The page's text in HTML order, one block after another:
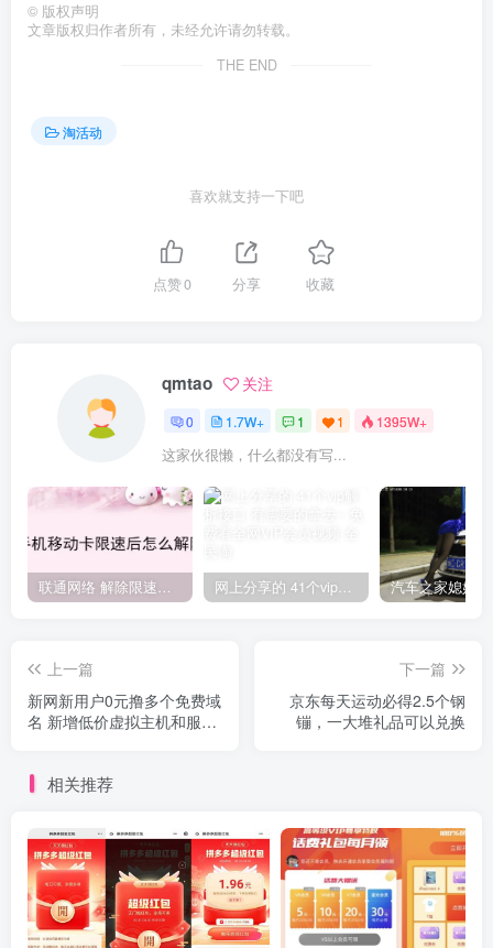
© 版权声明
文章版权归作者所有，未经允许请勿转载。
THE END
淘活动
喜欢就支持一下吧
点赞0 分享 收藏
qmtao 关注
0 1.7W+ 1 1 1395W+
这家伙很懒，什么都没有写...
联通网络 解除限速方法参考！畅享、畅玩、老白干等及其它地区自测了 网上分享的 41个vip解析接口 有需要的拿去~ 免费看全网VIP会员视频
上一篇
新网新用户0元撸多个免费域
名 新增低价虚拟主机和服务
下一篇
京东每天运动必得2.5个钢
镚，一大堆礼品可以兑换
相关推荐